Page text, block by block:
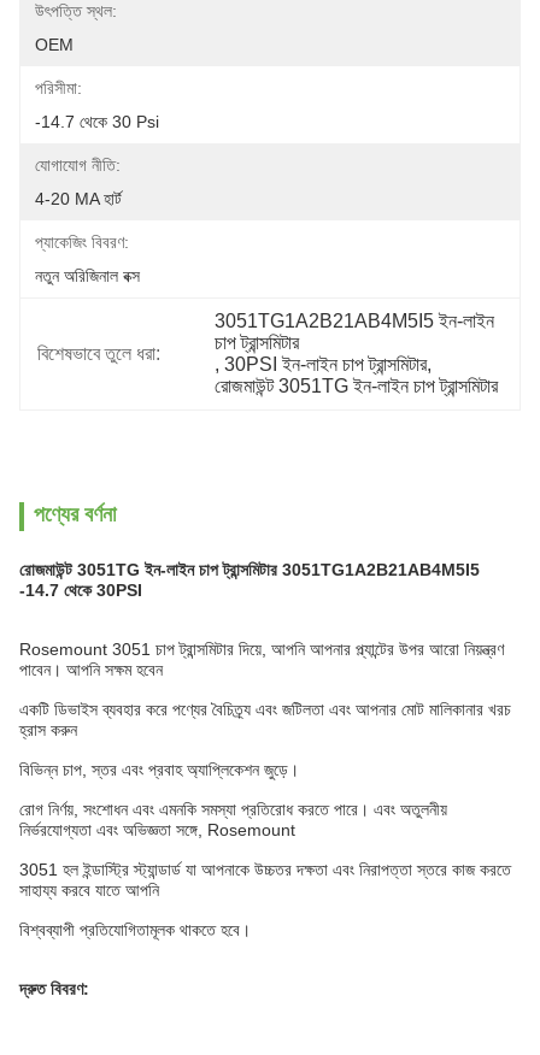
উৎপত্তি স্থল:
OEM
পরিসীমা:
-14.7 থেকে 30 Psi
যোগাযোগ নীতি:
4-20 MA হার্ট
প্যাকেজিং বিবরণ:
নতুন অরিজিনাল বক্স
বিশেষভাবে তুলে ধরা:
3051TG1A2B21AB4M5I5 ইন-লাইন
চাপ ট্রান্সমিটার
, 30PSI ইন-লাইন চাপ ট্রান্সমিটার,
রোজমাউন্ট 3051TG ইন-লাইন চাপ ট্রান্সমিটার
পণ্যের বর্ণনা
রোজমাউন্ট 3051TG ইন-লাইন চাপ ট্রান্সমিটার 3051TG1A2B21AB4M5I5
-14.7 থেকে 30PSI
Rosemount 3051 চাপ ট্রান্সমিটার দিয়ে, আপনি আপনার প্ল্যান্টের উপর আরো নিয়ন্ত্রণ
পাবেন। আপনি সক্ষম হবেন
একটি ডিভাইস ব্যবহার করে পণ্যের বৈচিত্র্য এবং জটিলতা এবং আপনার মোট মালিকানার খরচ
হ্রাস করুন
বিভিন্ন চাপ, স্তর এবং প্রবাহ অ্যাপ্লিকেশন জুড়ে।
রোগ নির্ণয়, সংশোধন এবং এমনকি সমস্যা প্রতিরোধ করতে পারে। এবং অতুলনীয়
নির্ভরযোগ্যতা এবং অভিজ্ঞতা সঙ্গে, Rosemount
3051 হল ইন্ডাস্ট্রি স্ট্যান্ডার্ড যা আপনাকে উচ্চতর দক্ষতা এবং নিরাপত্তা স্তরে কাজ করতে
সাহায্য করবে যাতে আপনি
বিশ্বব্যাপী প্রতিযোগিতামূলক থাকতে হবে।
দ্রুত বিবরণ: